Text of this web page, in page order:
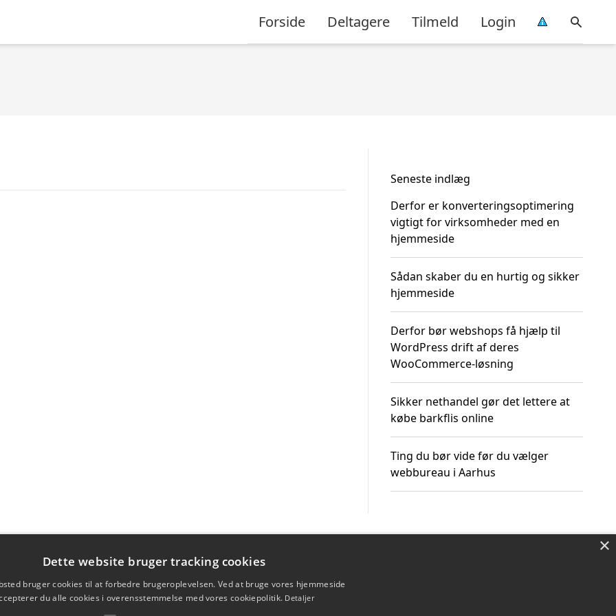
Forside Deltagere Tilmeld Login
Seneste indlæg
Derfor er konverteringsoptimering
vigtigt for virksomheder med en
hjemmeside
Sådan skaber du en hurtig og sikker
hjemmeside
Derfor bør webshops få hjælp til
WordPress drift af deres
WooCommerce-løsning
Sikker nethandel gør det lettere at
købe barkflis online
Ting du bør vide før du vælger
webbureau i Aarhus
×
Dette website bruger tracking cookies
bruger cookies til at forbedre brugeroplevelsen. Ved at bruge vores hjemmeside
du alle cookies i overensstemmelse med vores cookiepolitik. Detaljer